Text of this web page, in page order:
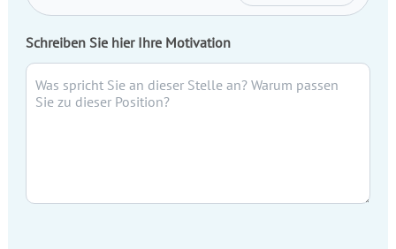
Schreiben Sie hier Ihre Motivation